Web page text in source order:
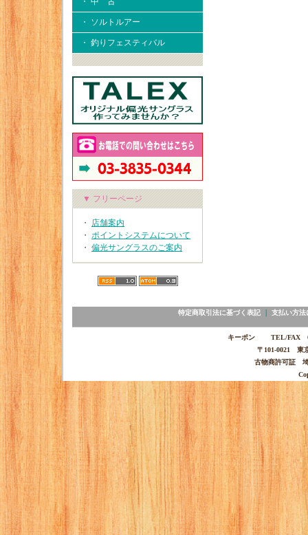
・ ソルトルアー
・ 釣りフェスティバル
▼ フリーページ
・ 店舗案内
・ ポイントシステムについて
・ 偏光サングラスのご案内
特定商取引法に基づく表記｜ 支払い方法
キーポン TEL/FAX
〒101-0021 東
古物商許可証